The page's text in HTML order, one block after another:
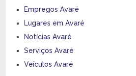
Empregos Avaré
Lugares em Avaré
Notícias Avaré
Serviços Avaré
Veículos Avaré